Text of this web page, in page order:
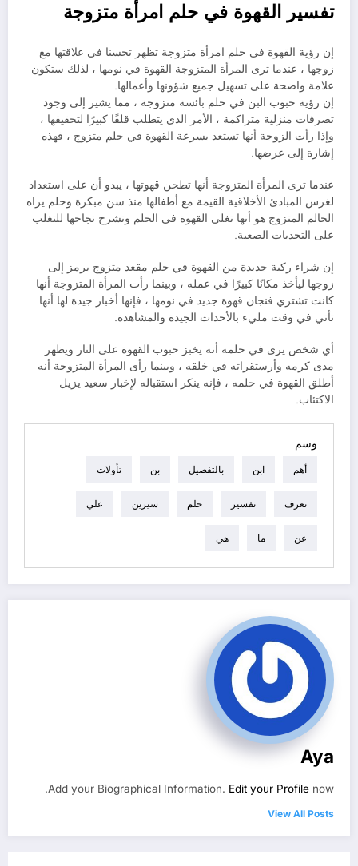
تفسير القهوة في حلم امرأة متزوجة
إن رؤية القهوة في حلم امرأة متزوجة تظهر تحسنا في علاقتها مع
زوجها ، عندما ترى المرأة المتزوجة القهوة في نومها ، لذلك ستكون
علامة واضحة على تسهيل جميع شؤونها وأعمالها.
إن رؤية حبوب البن في حلم بائسة متزوجة ، مما يشير إلى وجود
تصرفات منزلية متراكمة ، الأمر الذي يتطلب قلقًا كبيرًا لتحقيقها ،
وإذا رأت الزوجة أنها تستعد بسرعة القهوة في حلم متزوج ، فهذه
إشارة إلى عرضها.
عندما ترى المرأة المتزوجة أنها تطحن قهوتها ، يبدو أن على استعداد
لغرس المبادئ الأخلاقية القيمة مع أطفالها منذ سن مبكرة وحلم يراه
الحالم المتزوج هو أنها تغلي القهوة في الحلم وتشرح نجاحها للتغلب
على التحديات الصعبة.
إن شراء ركبة جديدة من القهوة في حلم مقعد متزوج يرمز إلى
زوجها ليأخذ مكانًا كبيرًا في عمله ، وبينما رأت المرأة المتزوجة أنها
كانت تشتري فنجان قهوة جديد في نومها ، فإنها أخبار جيدة لها أنها
تأتي في وقت مليء بالأحداث الجيدة والمشاهدة.
أي شخص يرى في حلمه أنه يخبز حبوب القهوة على النار ويظهر
مدى كرمه وأرستقراته في خلقه ، وبينما رأى المرأة المتزوجة أنه
أطلق القهوة في حلمه ، فإنه ينكر استقباله لإخبار سعيد يزيل
الاكتئاب.
وسم
أهم ابن بالتفصيل بن تأولات
تعرف تفسير حلم سيرين علي
عن ما هي
Aya
Add your Biographical Information. Edit your Profile now.
View All Posts